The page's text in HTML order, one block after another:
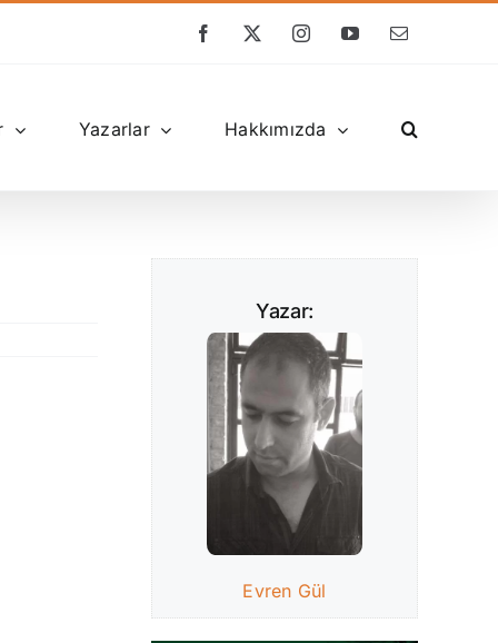
Facebook
X InstagramYouTube
E-
Yazarlar Hakkımızda
Yazar:
Evren Gül